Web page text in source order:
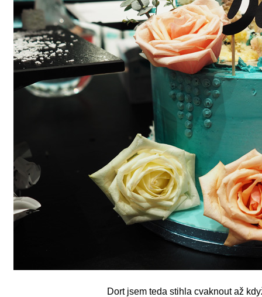
Dort jsem teda stihla cvaknout až